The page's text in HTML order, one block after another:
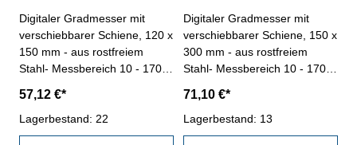
Digitaler Gradmesser mit
verschiebbarer Schiene, 120 x
150 mm - aus rostfreiem
Stahl- Messbereich 10 - 170°-
15‘- mit On/Off-, Zero- und
Hold/Rev-Tasten- mit
Feststellschraube- Querschnitt
57,12 €*
Lagerbestand: 22
Digitaler Gradmesser mit
verschiebbarer Schiene, 150 x
300 mm - aus rostfreiem
Stahl- Messbereich 10 - 170°-
15‘- mit On/Off-, Zero- und
Hold/Rev-Tasten- mit
Feststellschraube- Querschnitt
71,10 €*
Lagerbestand: 13